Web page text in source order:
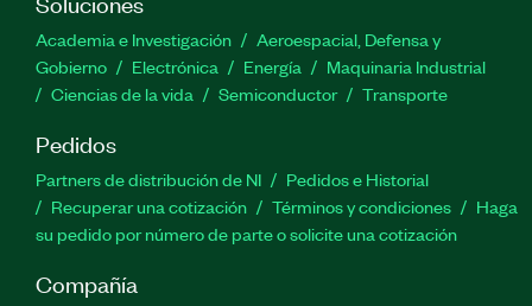
Academia e Investigación
Aeroespacial, Defensa y
Gobierno
Electrónica Energía
Maquinaria Industrial
Ciencias de la vida
Semiconductor Transporte
Pedidos
Partners de distribución de NI
Pedidos e Historial
Recuperar una cotización
Términos y condiciones
Haga
su pedido por número de parte o solicite una cotización
Compañía